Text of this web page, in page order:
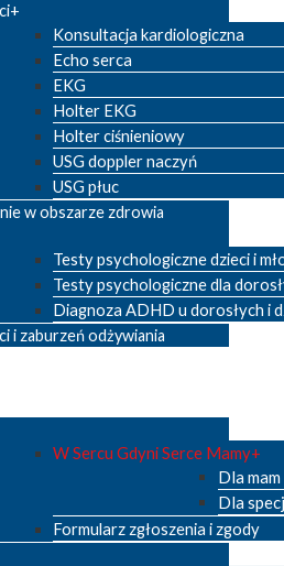
Konsultacja kardiologiczna
Echo serca
EKG
Holter EKG
Holter ciśnieniowy
USG doppler naczyń
USG płuc
w obszarze zdrowia
Testy psychologiczne dzieci i
Testy psychologiczne dla
Diagnoza ADHD u dorosłych i
i zaburzeń odżywiania
W Sercu Gdyni Serce Mamy
Dla mam
Dla
Formularz zgłoszenia i zgody